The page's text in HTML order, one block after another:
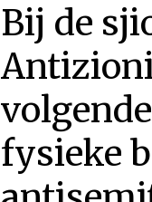
Bij de
fysieke